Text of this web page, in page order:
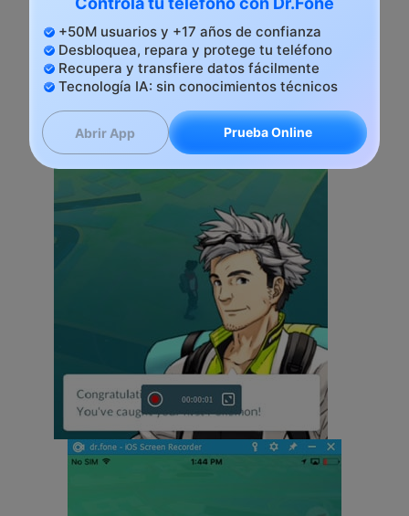
+50M usuarios y +17 años de confianza
Desbloquea, repara y protege tu teléfono
Recupera y transfiere datos fácilmente
Tecnología IA: sin conocimientos técnicos
Abrir App Prueba Online